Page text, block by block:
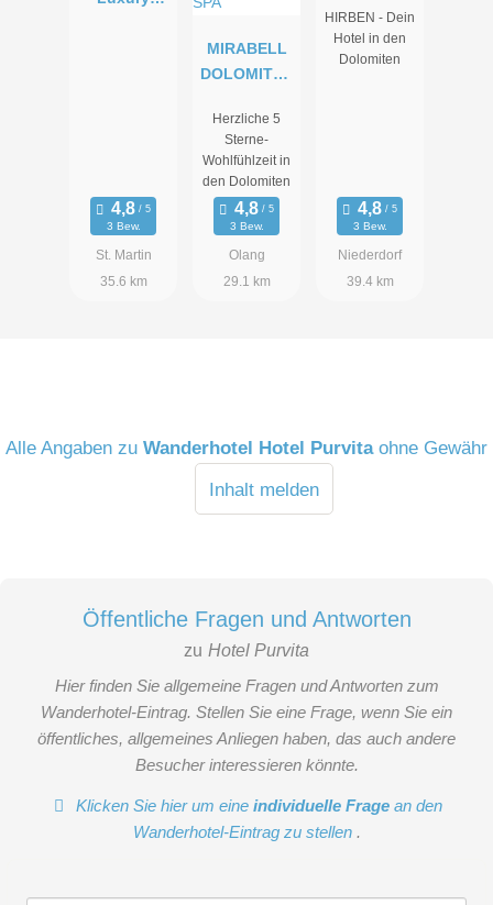
3 Bew.
St. Martin
35.6 km
MIRABELL
DOLOMITES
LUXURY .
AYURVEDA
& SPA
Herzliche 5
Sterne-
Wohlfühlzeit in
den Dolomiten
3 Bew.
Olang
29.1 km
HIRBEN - Dein
Hotel in den
Dolomiten
3 Bew.
Niederdorf
39.4 km
Alle Angaben zuWanderhotel Hotel Purvita ohne Gewähr
Inhalt melden
Öffentliche Fragen und Antworten
zu Hotel Purvita
Hier finden Sie allgemeine Fragen und Antworten zum
Wanderhotel-Eintrag. Stellen Sie eine Frage, wenn Sie ein
öffentliches, allgemeines Anliegen haben, das auch andere
Besucher interessieren könnte.
Klicken Sie hier um eineindividuelle Frage an den
Wanderhotel-Eintrag zu stellen .